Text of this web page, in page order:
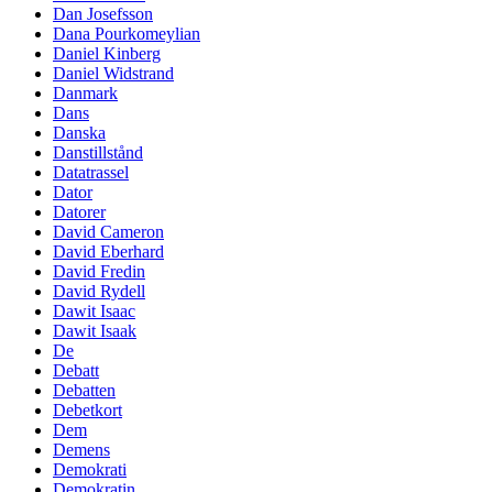
Dan Josefsson
Dana Pourkomeylian
Daniel Kinberg
Daniel Widstrand
Danmark
Dans
Danska
Danstillstånd
Datatrassel
Dator
Datorer
David Cameron
David Eberhard
David Fredin
David Rydell
Dawit Isaac
Dawit Isaak
De
Debatt
Debatten
Debetkort
Dem
Demens
Demokrati